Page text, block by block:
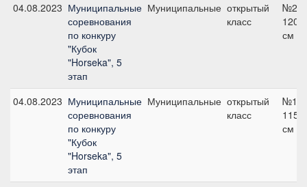
04.08.2023 Муниципальные
соревнования
по конкуру
"Кубок
"Horseka", 5
этап
Муниципальные открытый
класс
№22,
120
см
04.08.2023 Муниципальные
соревнования
по конкуру
"Кубок
"Horseka", 5
этап
Муниципальные открытый
класс
№19,
115
см